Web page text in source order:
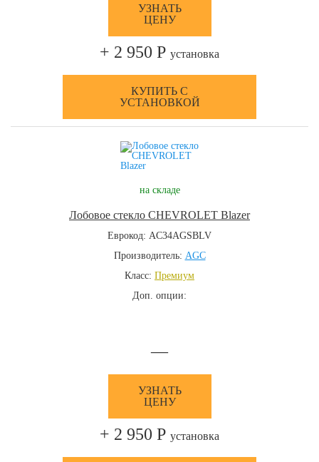
УЗНАТЬ
ЦЕНУ
+ 2 950 Р установка
КУПИТЬ С
УСТАНОВКОЙ
на складе
Лобовое стекло CHEVROLET Blazer
Еврокод: AC34AGSBLV
Производитель: AGC
Класс: Премиум
Доп. опции:
—
УЗНАТЬ
ЦЕНУ
+ 2 950 Р установка